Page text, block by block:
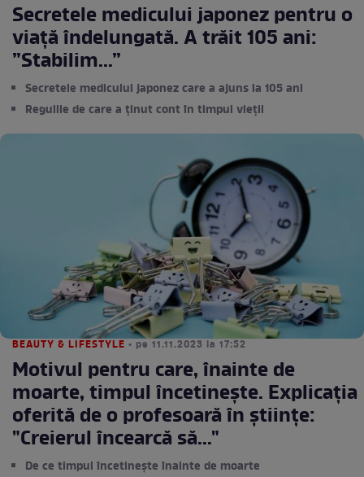
Secretele medicului japonez pentru o
viață îndelungată. A trăit 105 ani:
”Stabilim...”
Secretele medicului japonez care a ajuns la 105 ani
Regulile de care a ținut cont în timpul vieții
BEAUTY & LIFESTYLE • pe 11.11.2023 la 17:52
Motivul pentru care, înainte de
moarte, timpul încetinește. Explicația
oferită de o profesoară în științe:
"Creierul încearcă să..."
De ce timpul încetinește înainte de moarte